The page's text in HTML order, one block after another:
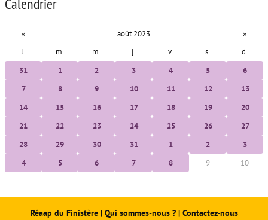
Calendrier
« août 2023 »
l. m. m. j. v. s. d.
31 1 2 3 4 5 6
7 8 9 10 11 12 13
14 15 16 17 18 19 20
21 22 23 24 25 26 27
28 29 30 31 1 2 3
4 5 6 7 8 9 10
Réaap du Finistère| Qui sommes-nous ? | Contactez-nous